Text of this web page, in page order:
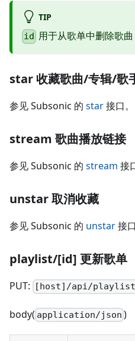
TIP
id 用于从歌单中删除歌曲
star 收藏歌曲/专辑/歌
参见 Subsonic 的 star接口。
stream 歌曲播放链接
参见 Subsonic 的 stream 接
unstar 取消收藏
参见 Subsonic 的 unstar接口
playlist/[id] 更新歌单
PUT: [host]/api/
body( application/json )